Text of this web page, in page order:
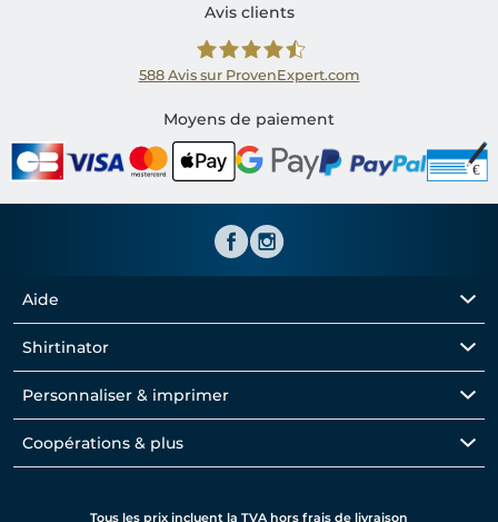
Avis clients
Shirtinator FR
588 Avis sur ProvenExpert.com
Moyens de paiement
Aide
Shirtinator
Personnaliser & imprimer
Coopérations & plus
Tous les prix incluent la TVA hors frais de livraison